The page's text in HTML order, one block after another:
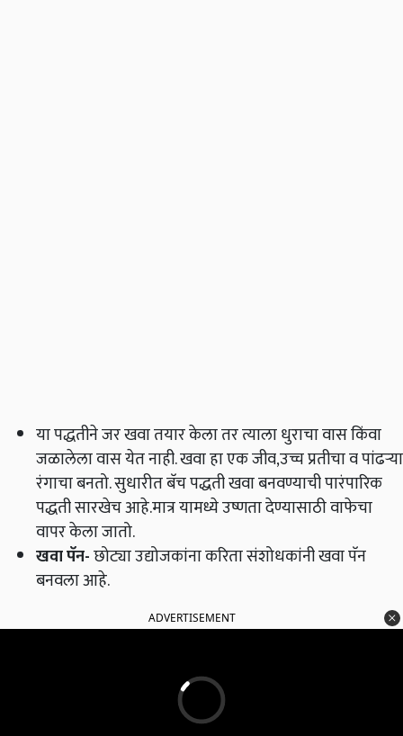
या पद्धतीने जर खवा तयार केला तर त्याला धुराचा वास किंवा
जळालेला वास येत नाही. खवा हा एक जीव,उच्च प्रतीचा व पांढर्‍या
रंगाचा बनतो. सुधारीत बॅच पद्धती खवा बनवण्याची पारंपारिक
पद्धती सारखेच आहे.मात्र यामध्ये उष्णता देण्यासाठी वाफेचा
वापर केला जातो.
खवा पॅन-छोट्या उद्योजकांना करिता संशोधकांनी खवा पॅन
बनवला आहे.
ADVERTISEMENT